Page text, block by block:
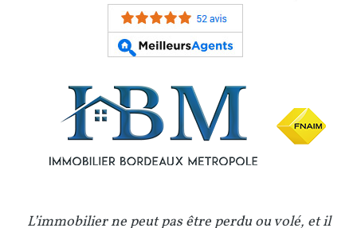
L’immobilier ne peut pas être perdu ou volé, et il